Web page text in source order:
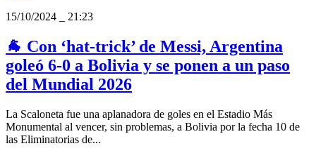
15/10/2024
21:23
🐐 Con ‘hat-trick’ de Messi, Argentina
goleó 6-0 a Bolivia y se ponen a un paso
del Mundial 2026
La Scaloneta fue una aplanadora de goles en el Estadio Más
Monumental al vencer, sin problemas, a Bolivia por la fecha 10 de
las Eliminatorias de...